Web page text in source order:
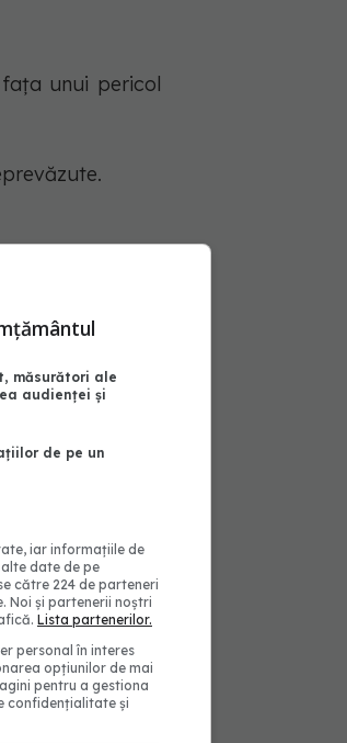
unui pericol
rata semnele
că trăim –
telefonul
să întindem
interior pe
unor scenarii
este teama că
timp de când a
măsurători ale
audienței și
de pe un
iar informațiile de
date de pe
către 224 de parteneri
Noi și partenerii noștri
Lista partenerilor.
personal în interes
opțiunilor de mai
pentru a gestiona
confidențialitate și